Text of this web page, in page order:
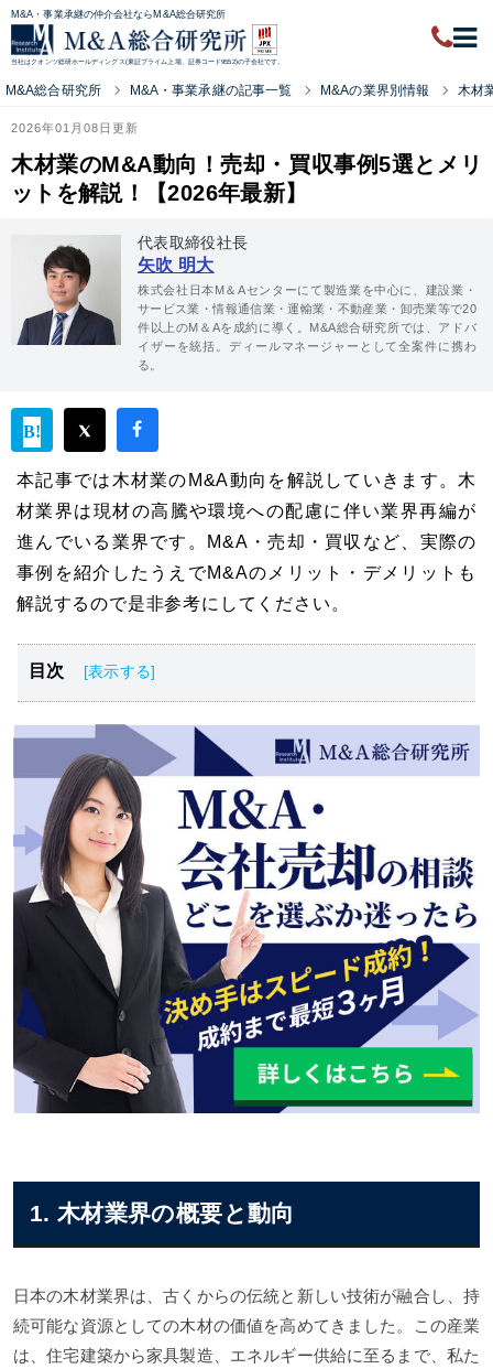
M&A・事業承継の仲介会社ならM&A総合研究所
当社はクオンツ総研ホールディングス(東証プライム上場、証券コード9552)の子会社です。
M&A総合研究所 M&A・事業承継の記事一覧 M&Aの業界別情報 木材
2026年01月08日更新
木材業のM&A動向！売却・買収事例5選とメリ
ットを解説！【2026年最新】
代表取締役社長
矢吹 明大
株式会社日本M＆Aセンターにて製造業を中心に、建設業・
サービス業・情報通信業・運輸業・不動産業・卸売業等で20
件以上のM＆Aを成約に導く。M&A総合研究所では、アドバ
イザーを統括。ディールマネージャーとして全案件に携わ
る。
本記事では木材業のM&A動向を解説していきます。木
材業界は現材の高騰や環境への配慮に伴い業界再編が
進んでいる業界です。M&A・売却・買収など、実際の
事例を紹介したうえでM&Aのメリット・デメリットも
解説するので是非参考にしてください。
目次
木材業界の概要と動向
木材業界のM&A動向
木材会社をM&Aで譲渡するメリット
木材業界のM&Aにおける買収・売却事例4選
木材会社をM&Aで売却する流れ
木材業界のM&Aにおける注意点
木材業界のM&A・事業売却まとめ
1. 木材業界の概要と動向
日本の木材業界は、古くからの伝統と新しい技術が融合し、持
続可能な資源としての木材の価値を高めてきました。この産業
は、住宅建築から家具製造、エネルギー供給に至るまで、私た